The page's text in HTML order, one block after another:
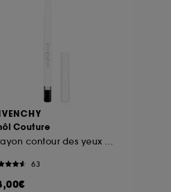
Couture
63
et la lecture de ces traceurs
mes choix" ci-dessous
Cookies, pour les finalités
refuser tous les cookies, cliques
obtenir plus d'information sur les